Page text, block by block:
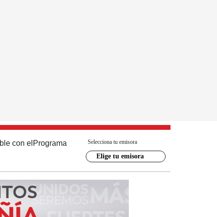
con el Programa Selecciona tu emisora
Elige tu emisora